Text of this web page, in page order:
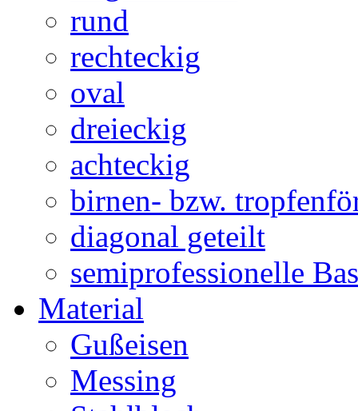
rund
rechteckig
oval
dreieckig
achteckig
birnen- bzw.
diagonal geteilt
semiprofessionelle
Material
Gußeisen
Messing